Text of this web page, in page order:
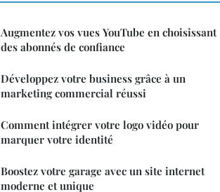
Augmentez vos vues YouTube en choisissant
des abonnés de confiance
Développez votre business grâce à un
marketing commercial réussi
Comment intégrer votre logo vidéo pour
marquer votre identité
Boostez votre garage avec un site internet
moderne et unique